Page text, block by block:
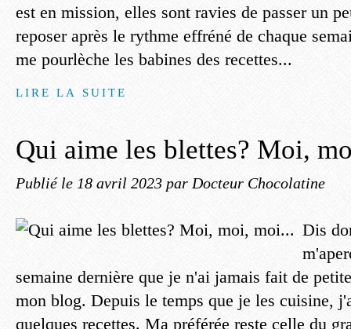
est en mission, elles sont ravies de passer un
reposer après le rythme effréné de chaque
me pourlèche les babines des recettes...
LIRE LA SUITE
Qui aime les blettes? Moi,
Publié le 18 avril 2023 par Docteur Chocolatine
Dis
semaine dernière que je n'ai jamais fait de
mon blog. Depuis le temps que je les cuisine,
quelques recettes. Ma préférée reste celle du